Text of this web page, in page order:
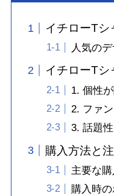
イチローTシ
人気の
イチローTシ
1. 個性
2. ファ
3. 話題
購入方法と
主要な
購入時の